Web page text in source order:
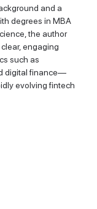
and a
degrees in MBA
the author
engaging
such as
digital finance—
evolving fintech